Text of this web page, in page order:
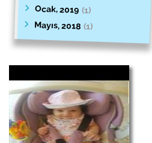
Ocak, 2019 (1)
Mayıs, 2018 (1)